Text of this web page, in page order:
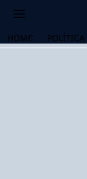
HOME POLÍTICA